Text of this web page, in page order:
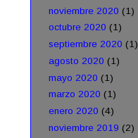
noviembre 2020 (1)
octubre 2020 (1)
septiembre 2020 (1)
agosto 2020 (1)
mayo 2020 (1)
marzo 2020 (1)
enero 2020 (4)
noviembre 2019 (2)